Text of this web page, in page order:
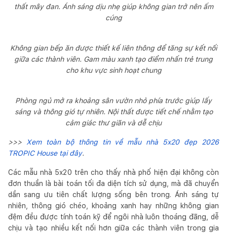
thất mây đan. Ánh sáng dịu nhẹ giúp không gian trở nên ấm
cúng
Không gian bếp ăn được thiết kế liên thông để tăng sự kết nối
giữa các thành viên. Gam màu xanh tạo điểm nhấn trẻ trung
cho khu vực sinh hoạt chung
Phòng ngủ mở ra khoảng sân vườn nhỏ phía trước giúp lấy
sáng và thông gió tự nhiên. Nội thất được tiết chế nhằm tạo
cảm giác thư giãn và dễ chịu
>>> Xem toàn bộ thông tin về mẫu nhà 5x20 đẹp 2026
TROPIC House tại đây.
Các mẫu nhà 5x20 trên cho thấy nhà phố hiện đại không còn
đơn thuần là bài toán tối đa diện tích sử dụng, mà đã chuyển
dần sang ưu tiên chất lượng sống bên trong. Ánh sáng tự
nhiên, thông gió chéo, khoảng xanh hay những không gian
đệm đều được tính toán kỹ để ngôi nhà luôn thoáng đãng, dễ
chịu và tạo nhiều kết nối hơn giữa các thành viên trong gia